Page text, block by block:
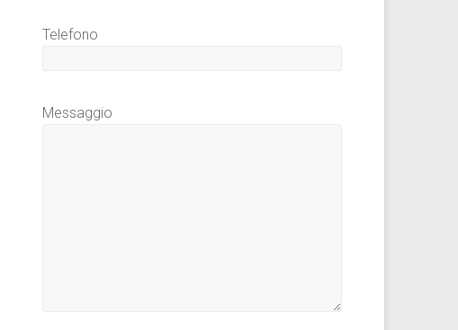
Telefono
Messaggio